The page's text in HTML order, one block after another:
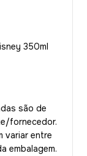
350ml
são de
fornecedor.
variar entre
embalagem.